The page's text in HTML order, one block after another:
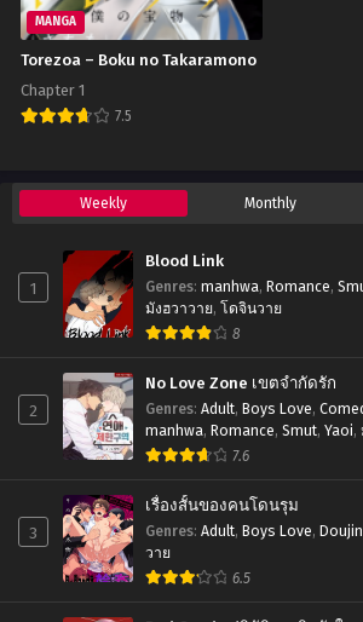
MANGA
Torezoa – Boku no Takaramono
Chapter 1
7.5
Weekly Monthly
1
Blood Link
Genres: manhwa, Romance,
มังฮวาวาย, โดจินวาย
8
2
No Love Zone เขตจำกัดรัก
Genres: Adult, Boys Love,
manhwa, Romance, Smut, Yaoi,
7.6
3
เรื่องสั้นของคนโดนรุม
Genres: Adult, Boys Love,
วาย
6.5